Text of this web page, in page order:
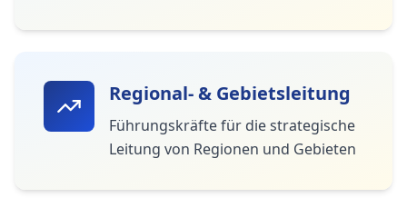
Regional- & Gebietsleitung
Führungskräfte für die strategische
Leitung von Regionen und Gebieten